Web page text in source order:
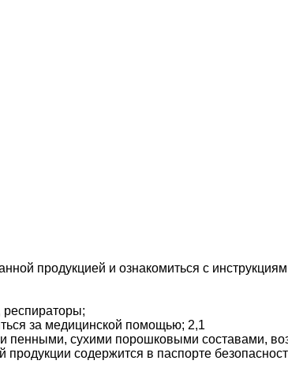
продукцией и ознакомиться с
респираторы;
за медицинской помощью; 2,1
пенными, сухими порошковыми составами,
содержится в паспорте